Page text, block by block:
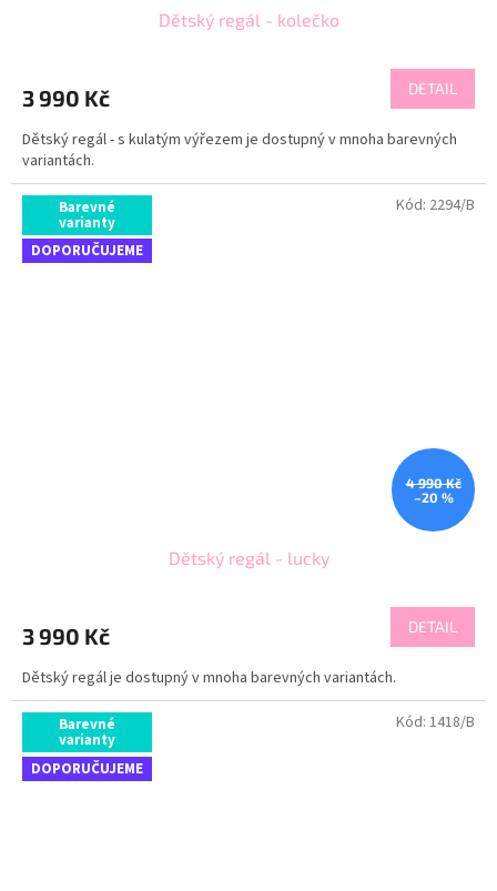
Dětský regál - kolečko
3 990 Kč DETAIL
Dětský regál - s kulatým výřezem je dostupný v mnoha barevných
variantách.
Barevné
varianty
DOPORUČUJEME
4 990 Kč
–20 %
Dětský regál - lucky
3 990 Kč DETAIL
Dětský regál je dostupný v mnoha barevných variantách.
Kód: 2294/B
Barevné
varianty
DOPORUČUJEME
Kód: 1418/B